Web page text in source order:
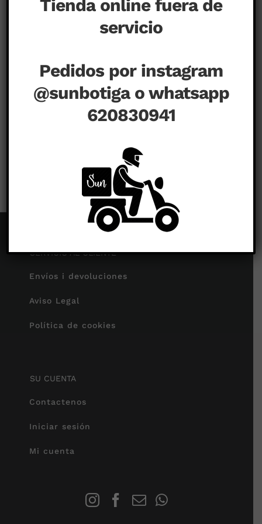
Comentarios desactivadosen
SERVICIO AL CLIENTE
Envíos i devoluciones
Aviso Legal
Política de cookies
SU CUENTA
Contactenos
Iniciar sesión
Mi cuenta
Tienda online fuera de
servicio
Pedidos por instagram
@sunbotiga o whatsapp
620830941